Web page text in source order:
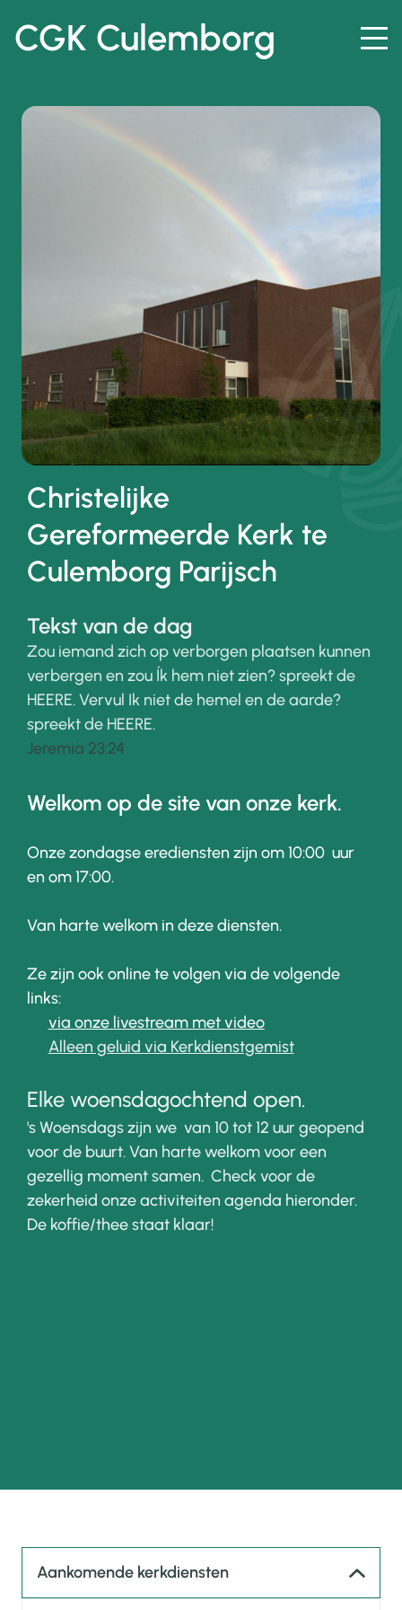
CGK Culemborg
Christelijke
Gereformeerde Kerk te
Culemborg Parijsch
Tekst van de dag
Zou iemand zich op verborgen plaatsen kunnen
verbergen en zou Ík hem niet zien? spreekt de
HEERE. Vervul Ik niet de hemel en de aarde?
spreekt de HEERE.
Jeremia 23:24
Welkom op de site van onze kerk.
Onze zondagse erediensten zijn om 10:00 uur
en om 17:00.
Van harte welkom in deze diensten.
Ze zijn ook online te volgen via de volgende
links:
via onze livestream met video
Alleen geluid via Kerkdienstgemist
Elke woensdagochtend open.
's Woensdags zijn we van 10 tot 12 uur geopend
voor de buurt. Van harte welkom voor een
gezellig moment samen. Check voor de
zekerheid onze activiteiten agenda hieronder.
De koffie/thee staat klaar!
Aankomende kerkdiensten